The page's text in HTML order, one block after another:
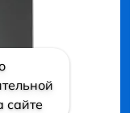
сайте